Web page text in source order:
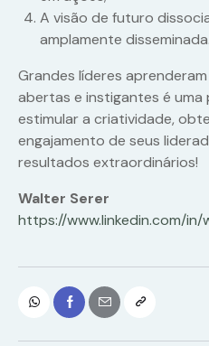
A visão de futuro
amplamente disseminada.
Grandes líderes
abertas e instigantes é
estimular a criatividade,
engajamento de seus
resultados extraordinários!
Walter Serer
https://www.linkedin.com/